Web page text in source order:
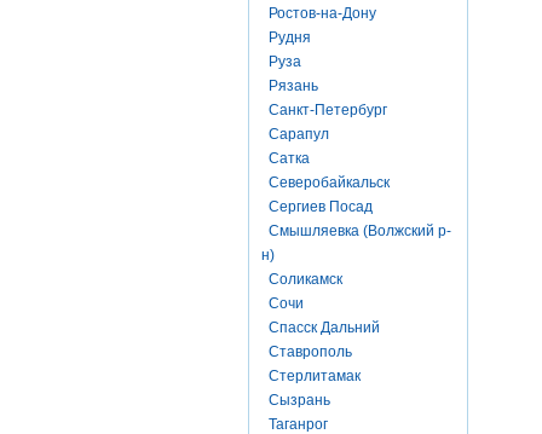
Ростов-на-Дону
Рудня
Руза
Рязань
Санкт-Петербург
Сарапул
Сатка
Северобайкальск
Сергиев Посад
Смышляевка (Волжский р-
н)
Соликамск
Сочи
Спасск Дальний
Ставрополь
Стерлитамак
Сызрань
Таганрог